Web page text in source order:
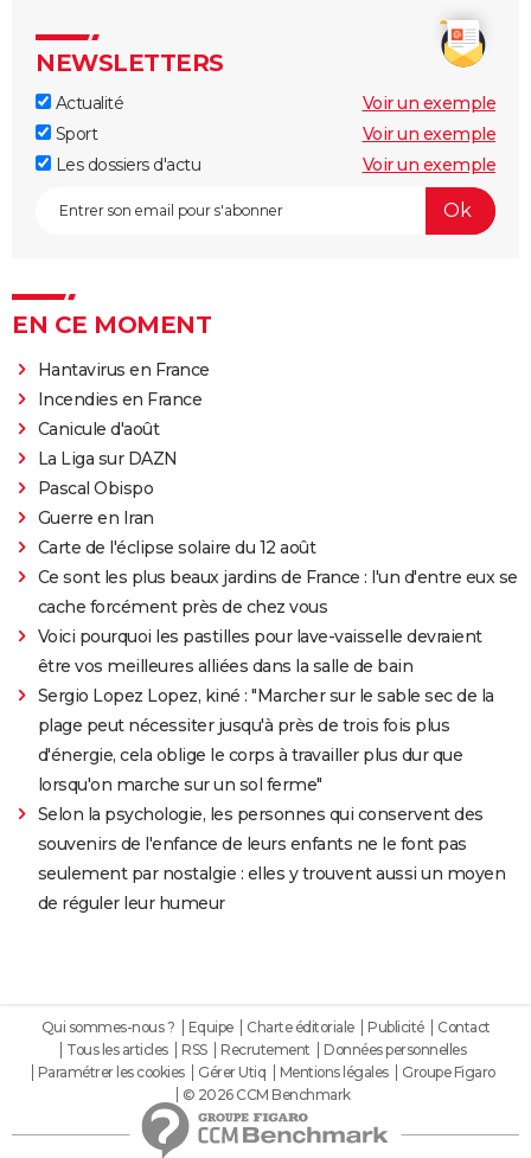
NEWSLETTERS
Actualité
Voir un exemple
Sport
Voir un exemple
Les dossiers d'actu
Voir un exemple
EN CE MOMENT
Hantavirus en France
Incendies en France
Canicule d'août
La Liga sur DAZN
Pascal Obispo
Guerre en Iran
Carte de l'éclipse solaire du 12 août
Ce sont les plus beaux jardins de France : l'un d'entre eux se
cache forcément près de chez vous
Voici pourquoi les pastilles pour lave-vaisselle devraient
être vos meilleures alliées dans la salle de bain
Sergio Lopez Lopez, kiné : "Marcher sur le sable sec de la
plage peut nécessiter jusqu'à près de trois fois plus
d'énergie, cela oblige le corps à travailler plus dur que
lorsqu'on marche sur un sol ferme"
Selon la psychologie, les personnes qui conservent des
souvenirs de l'enfance de leurs enfants ne le font pas
seulement par nostalgie : elles y trouvent aussi un moyen
de réguler leur humeur
Qui sommes-nous ? Equipe Charte éditoriale Publicité
Contact
Tous les articles
RSS Recrutement
Données personnelles
Paramétrer les cookies
Gérer Utiq Mentions légales
Groupe Figaro
© 2026 CCM Benchmark